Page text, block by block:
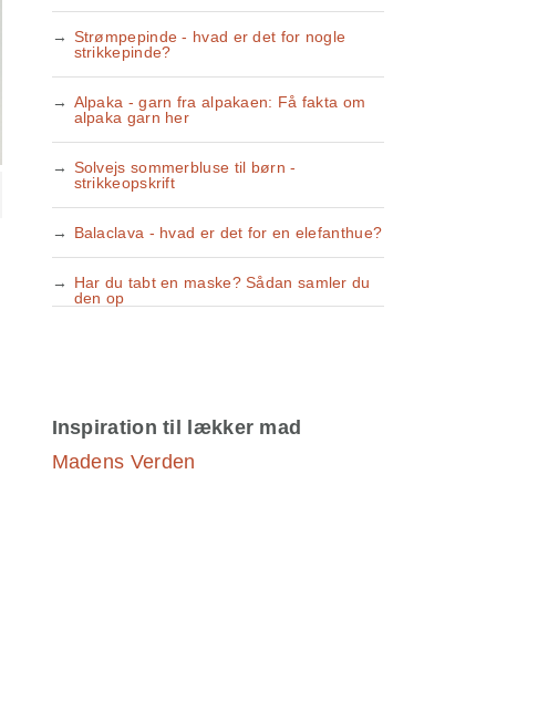
Strømpepinde - hvad er det for nogle
strikkepinde?
Alpaka - garn fra alpakaen: Få fakta om
alpaka garn her
Solvejs sommerbluse til børn -
strikkeopskrift
Balaclava - hvad er det for en elefanthue?
Har du tabt en maske? Sådan samler du
den op
Inspiration til lækker mad
Madens Verden